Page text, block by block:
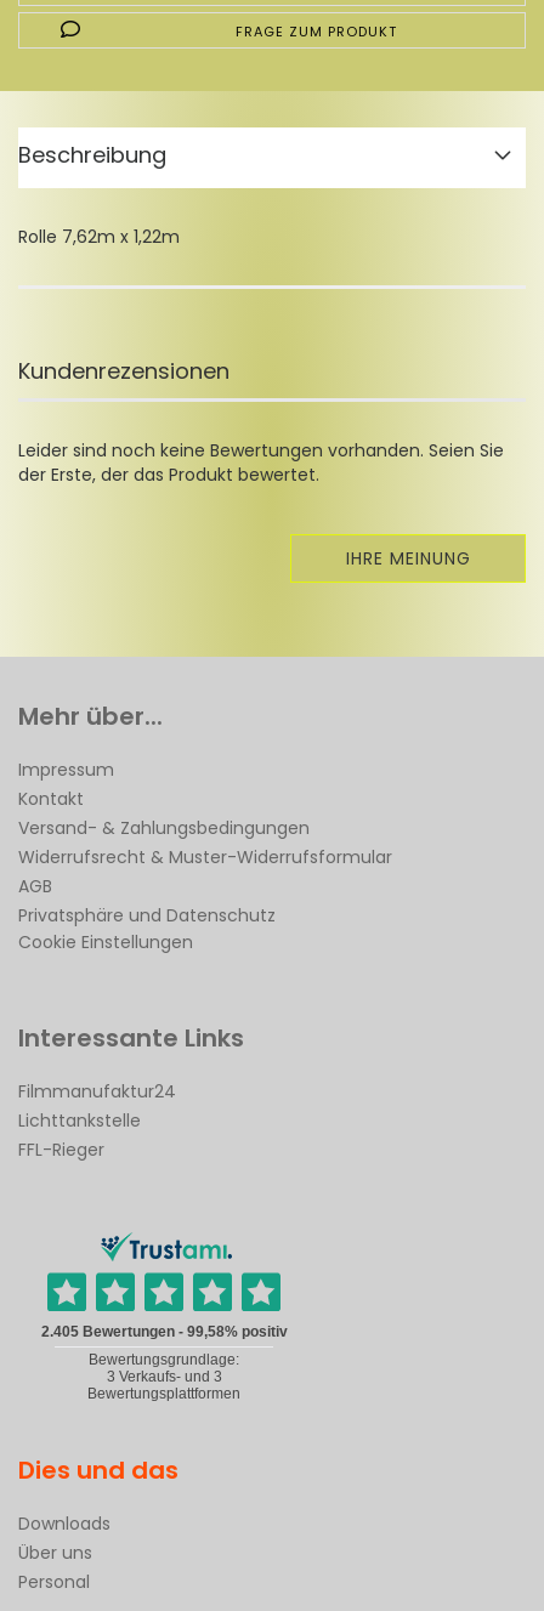
FRAGE ZUM PRODUKT
Beschreibung
Rolle 7,62m x 1,22m
Kundenrezensionen
Leider sind noch keine Bewertungen vorhanden. Seien Sie
der Erste, der das Produkt bewertet.
IHRE MEINUNG
Mehr über...
Impressum
Kontakt
Versand- & Zahlungsbedingungen
Widerrufsrecht & Muster-Widerrufsformular
AGB
Privatsphäre und Datenschutz
Cookie Einstellungen
Interessante Links
Filmmanufaktur24
Lichttankstelle
FFL-Rieger
Dies und das
Downloads
Über uns
Personal